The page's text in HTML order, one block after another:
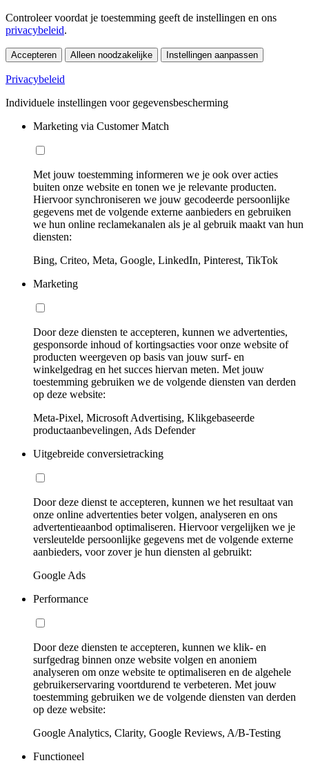
Controleer voordat je toestemming geeft de instellingen en ons
privacybeleid.
Accepteren Alleen noodzakelijke Instellingen aanpassen
Privacybeleid
Individuele instellingen voor gegevensbescherming
Marketing via Customer Match
Met jouw toestemming informeren we je ook over acties
buiten onze website en tonen we je relevante producten.
Hiervoor synchroniseren we jouw gecodeerde persoonlijke
gegevens met de volgende externe aanbieders en gebruiken
we hun online reclamekanalen als je al gebruik maakt van hun
diensten:
Bing, Criteo, Meta, Google, LinkedIn, Pinterest, TikTok
Marketing
Door deze diensten te accepteren, kunnen we advertenties,
gesponsorde inhoud of kortingsacties voor onze website of
producten weergeven op basis van jouw surf- en
winkelgedrag en het succes hiervan meten. Met jouw
toestemming gebruiken we de volgende diensten van derden
op deze website:
Meta-Pixel, Microsoft Advertising, Klikgebaseerde
productaanbevelingen, Ads Defender
Uitgebreide conversietracking
Door deze dienst te accepteren, kunnen we het resultaat van
onze online advertenties beter volgen, analyseren en ons
advertentieaanbod optimaliseren. Hiervoor vergelijken we je
versleutelde persoonlijke gegevens met de volgende externe
aanbieders, voor zover je hun diensten al gebruikt:
Google Ads
Performance
Door deze diensten te accepteren, kunnen we klik- en
surfgedrag binnen onze website volgen en anoniem
analyseren om onze website te optimaliseren en de algehele
gebruikerservaring voortdurend te verbeteren. Met jouw
toestemming gebruiken we de volgende diensten van derden
op deze website:
Google Analytics, Clarity, Google Reviews, A/B-Testing
Functioneel